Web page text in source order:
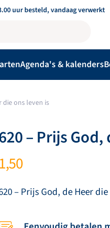
uur besteld, vandaag verwerkt
Agenda's & kalenders
die ons leven is
– Prijs
1,50
– Prijs God, de Heer